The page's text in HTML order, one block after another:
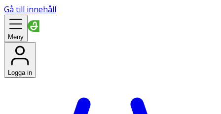
Gå till innehåll
Meny
Logga in